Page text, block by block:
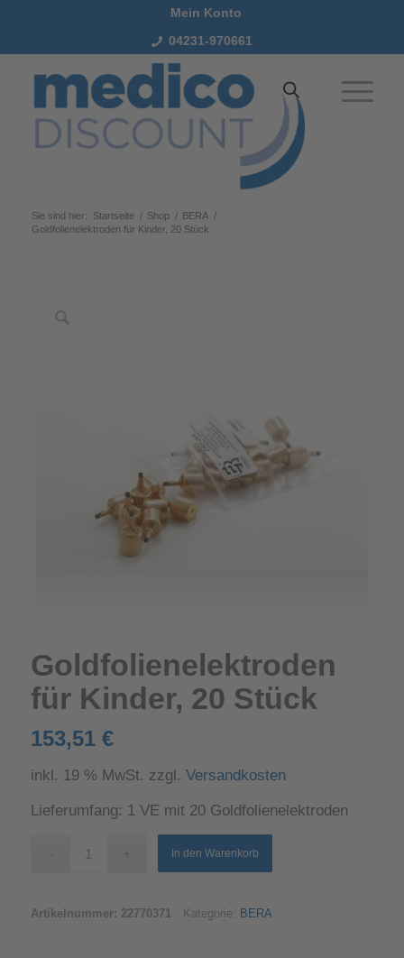
Mein Konto
04231-970661
Sie sind hier: Startseite / Shop / BERA /
Goldfolienelektroden für Kinder, 20 Stück
Goldfolienelektroden
für Kinder, 20 Stück
153,51 €
inkl. 19 % MwSt. zzgl. Versandkosten
Lieferumfang: 1 VE mit 20 Goldfolienelektroden
In den Warenkorb
Artikelnummer: 22770371 Kategorie: BERA